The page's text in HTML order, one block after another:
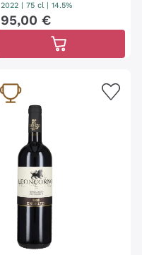
2022 75 cl | 14.5%
95,00 €